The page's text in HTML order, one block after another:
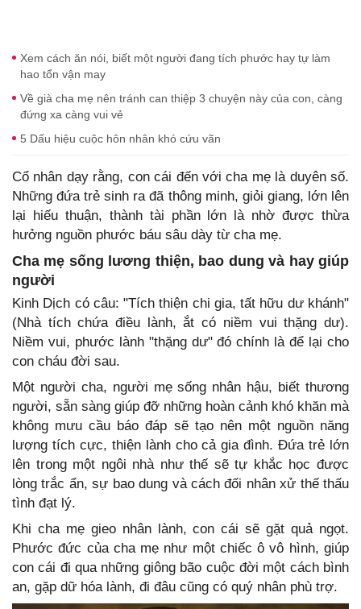
Xem cách ăn nói, biết một người đang tích phước hay tự làm
hao tổn vận may
Về già cha mẹ nên tránh can thiệp 3 chuyện này của con, càng
đứng xa càng vui vẻ
5 Dấu hiệu cuộc hôn nhân khó cứu vãn
Cổ nhân dạy rằng, con cái đến với cha mẹ là duyên số.
Những đứa trẻ sinh ra đã thông minh, giỏi giang, lớn lên
lại hiếu thuận, thành tài phần lớn là nhờ được thừa
hưởng nguồn phước báu sâu dày từ cha mẹ.
Cha mẹ sống lương thiện, bao dung và hay giúp
người
Kinh Dịch có câu: "Tích thiện chi gia, tất hữu dư khánh"
(Nhà tích chứa điều lành, ắt có niềm vui thặng dư).
Niềm vui, phước lành "thặng dư" đó chính là để lại cho
con cháu đời sau.
Một người cha, người mẹ sống nhân hậu, biết thương
người, sẵn sàng giúp đỡ những hoàn cảnh khó khăn mà
không mưu cầu báo đáp sẽ tạo nên một nguồn năng
lượng tích cực, thiện lành cho cả gia đình. Đứa trẻ lớn
lên trong một ngôi nhà như thế sẽ tự khắc học được
lòng trắc ẩn, sự bao dung và cách đối nhân xử thế thấu
tình đạt lý.
Khi cha mẹ gieo nhân lành, con cái sẽ gặt quả ngọt.
Phước đức của cha mẹ như một chiếc ô vô hình, giúp
con cái đi qua những giông bão cuộc đời một cách bình
an, gặp dữ hóa lành, đi đâu cũng có quý nhân phù trợ.